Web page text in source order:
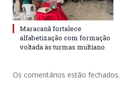
Maracanã fortalece
alfabetização com formação
voltada às turmas multiano
Os comentários estão fechados.